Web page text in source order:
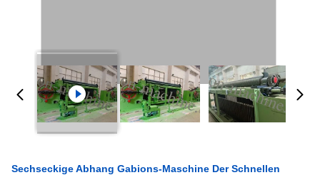
Sechseckige Abhang Gabions-Maschine Der Schnellen